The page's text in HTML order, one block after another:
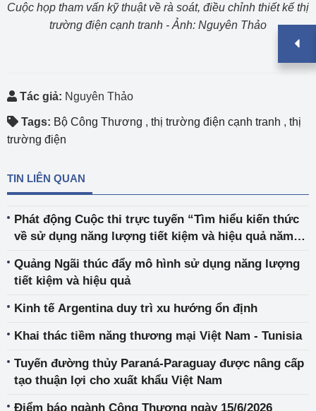
Cuộc họp tham vấn kỹ thuật về rà soát, điều chỉnh thiết kế thị
trường điện cạnh tranh - Ảnh: Nguyên Thảo
Tác giả: Nguyên Thảo
Tags: Bộ Công Thương , thị trường điện cạnh tranh , thị
trường điện
TIN LIÊN QUAN
Phát động Cuộc thi trực tuyến “Tìm hiểu kiến thức
về sử dụng năng lượng tiết kiệm và hiệu quả năm
Quảng Ngãi thúc đẩy mô hình sử dụng năng lượng
tiết kiệm và hiệu quả
Kinh tế Argentina duy trì xu hướng ổn định
Khai thác tiềm năng thương mại Việt Nam - Tunisia
Tuyến đường thủy Paraná-Paraguay được nâng cấp
tạo thuận lợi cho xuất khẩu Việt Nam
Điểm báo ngành Công Thương ngày 15/6/2026